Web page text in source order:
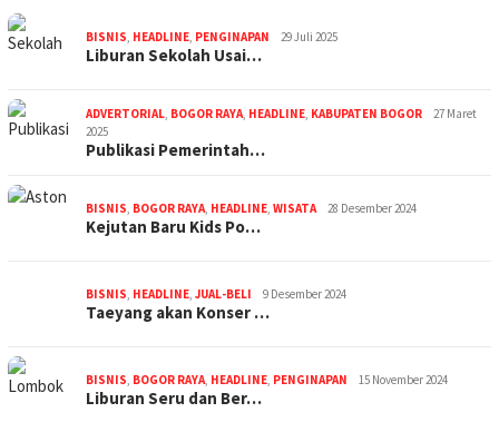
BISNIS, HEADLINE, PENGINAPAN 29 Juli 2025
Liburan Sekolah Usai…
ADVERTORIAL, BOGOR RAYA, HEADLINE, KABUPATEN BOGOR
27 Maret
2025
Publikasi Pemerintah…
BISNIS, BOGOR RAYA, HEADLINE, WISATA 28 Desember 2024
Kejutan Baru Kids Po…
BISNIS, HEADLINE, JUAL-BELI 9 Desember 2024
Taeyang akan Konser …
BISNIS, BOGOR RAYA, HEADLINE, PENGINAPAN 15 November 2024
Liburan Seru dan Ber…